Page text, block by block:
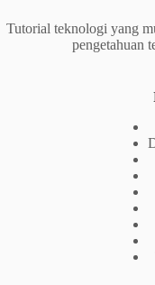
Tutorial teknologi yang
pengetahuan